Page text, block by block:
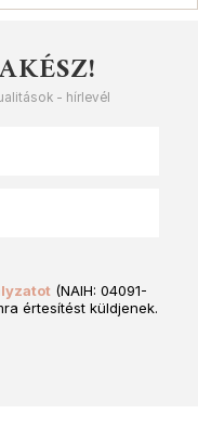
- hírlevél
(NAIH: 04091-
értesítést küldjenek.